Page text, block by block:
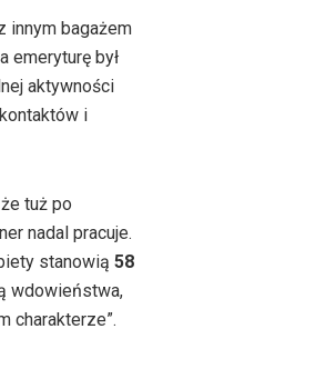
innym bagażem
emeryturę był
aktywności
i
tuż po
nadal pracuje.
stanowią 58
wdowieństwa,
charakterze”.